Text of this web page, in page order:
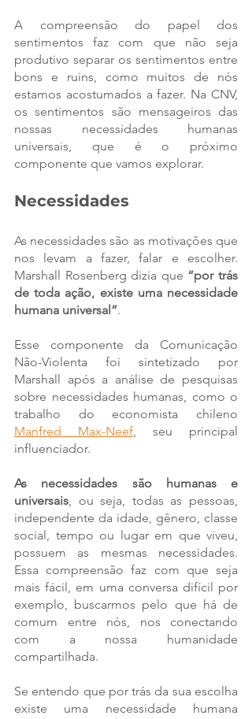
A compreensão do papel dos
sentimentos faz com que não seja
produtivo separar os sentimentos entre
bons e ruins, como muitos de nós
estamos acostumados a fazer. Na CNV,
os sentimentos são mensageiros das
nossas necessidades humanas
universais, que é o próximo
componente que vamos explorar.
Necessidades
As necessidades são as motivações que
nos levam a fazer, falar e escolher.
Marshall Rosenberg dizia que “por trás
de toda ação, existe uma necessidade
humana universal”.
Esse componente da Comunicação
Não-Violenta foi sintetizado por
Marshall após a análise de pesquisas
sobre necessidades humanas, como o
Manfred Max-Neef, seu principal
influenciador.
As necessidades são humanas e
universais, ou seja, todas as pessoas,
independente da idade, gênero, classe
social, tempo ou lugar em que viveu,
possuem as mesmas necessidades.
Essa compreensão faz com que seja
mais fácil, em uma conversa difícil por
exemplo, buscarmos pelo que há de
comum entre nós, nos conectando
com a nossa humanidade
compartilhada.
Se entendo que por trás da sua escolha
existe uma necessidade humana